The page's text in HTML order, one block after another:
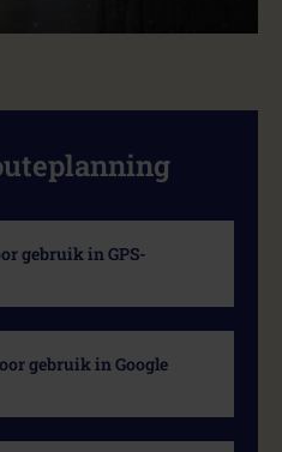
gebruik in GPS-
gebruik in Google